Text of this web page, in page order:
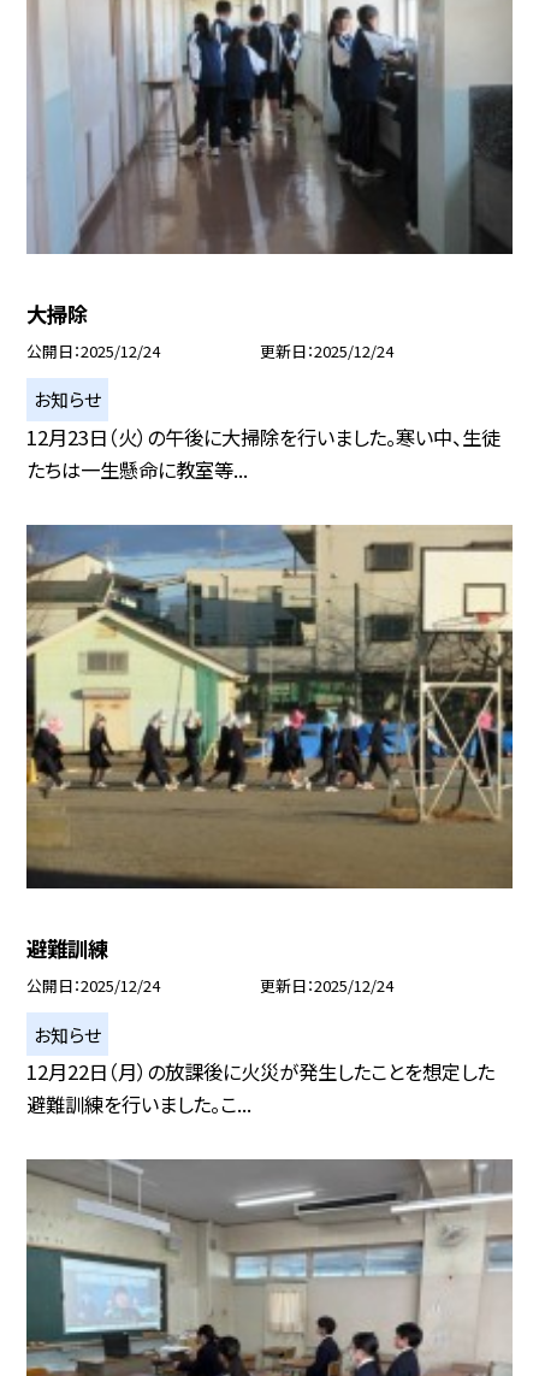
大掃除
公開日 2025/12/24 更新日 2025/12/24
お知らせ
12月23日（火）の午後に大掃除を行いました。寒い中、生徒
たちは一生懸命に教室等...
避難訓練
公開日 2025/12/24 更新日 2025/12/24
お知らせ
12月22日（月）の放課後に火災が発生したことを想定した
避難訓練を行いました。こ...